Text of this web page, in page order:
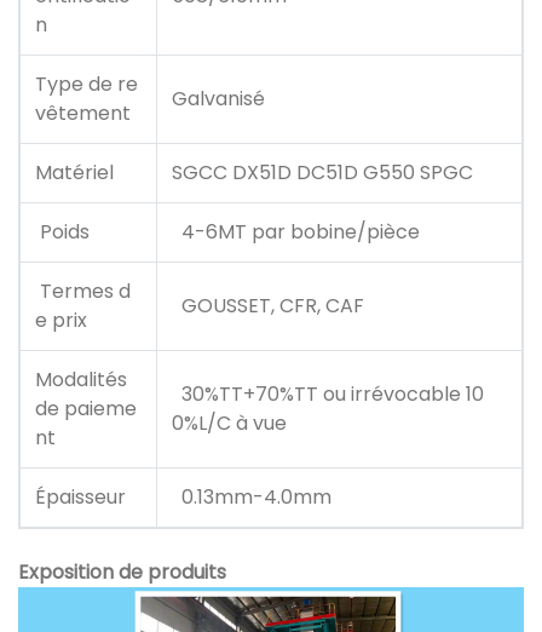
n
Type de re
vêtement
Galvanisé
Matériel SGCC DX51D DC51D G550 SPGC
Poids 4-6MT par bobine/pièce
Termes d
e prix
GOUSSET, CFR, CAF
Modalités
de paieme
nt
30%TT+70%TT ou irrévocable 10
0%L/C à vue
Épaisseur 0.13mm-4.0mm
Exposition de produits